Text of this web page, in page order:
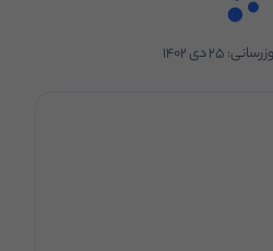
۲۵ دی ۱۴۰۲